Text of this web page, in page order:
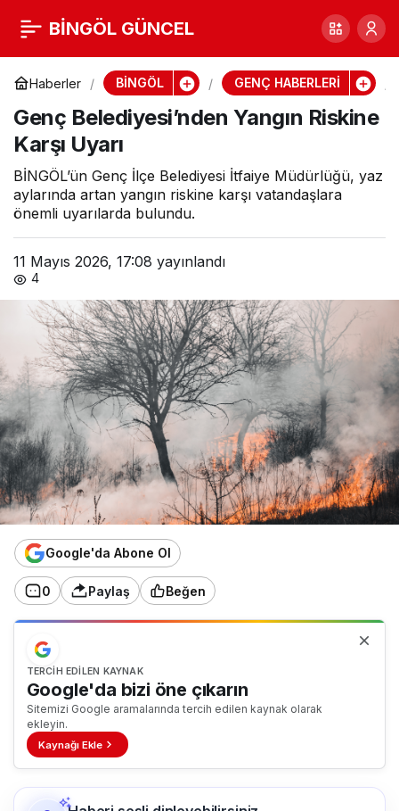
BİNGÖL GÜNCEL
Haberler BİNGÖL GENÇ HABERLERİ
Genç Belediyesi’nden Yangın Riskine
Karşı Uyarı
BİNGÖL’ün Genç İlçe Belediyesi İtfaiye Müdürlüğü, yaz
aylarında artan yangın riskine karşı vatandaşlara
önemli uyarılarda bulundu.
11 Mayıs 2026, 17:08 yayınlandı
4
Google'da Abone Ol
0 Paylaş Beğen
TERCIH EDILEN KAYNAK
Google'da bizi öne çıkarın
Sitemizi Google aramalarında tercih edilen kaynak olarak
ekleyin.
Kaynağı Ekle
Genç Belediyesi’nden
Yangın Riskine Karşı
Uyarı
0 Paylaş